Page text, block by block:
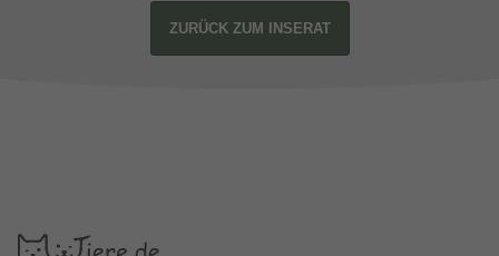
ZURÜCK ZUM INSERAT